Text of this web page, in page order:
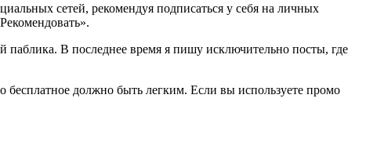
сетей, рекомендуя подписаться у себя на личных
паблика. В последнее время я пишу исключительно посты, где
бесплатное должно быть легким. Если вы используете промо